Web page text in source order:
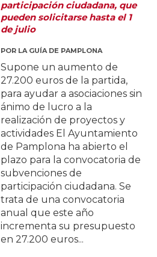
participación ciudadana, que
pueden solicitarse hasta el 1
de julio
POR LA GUÍA DE PAMPLONA
Supone un aumento de
27.200 euros de la partida,
para ayudar a asociaciones sin
ánimo de lucro a la
realización de proyectos y
actividades El Ayuntamiento
de Pamplona ha abierto el
plazo para la convocatoria de
subvenciones de
participación ciudadana. Se
trata de una convocatoria
anual que este año
incrementa su presupuesto
en 27.200 euros...